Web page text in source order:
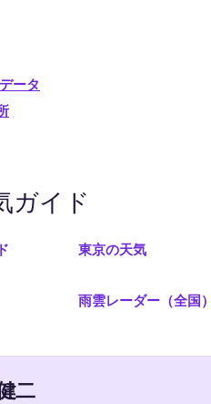
ータ
ガイド
東京の天気
雨雲レーダー（全国
二